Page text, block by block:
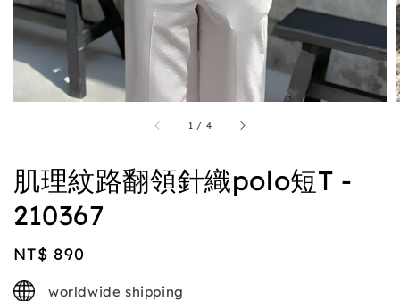
1 / 4
肌理紋路翻領針織polo短T -
210367
Regular
price
NT$ 890
worldwide shipping